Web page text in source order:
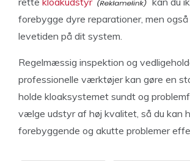
forebygge dyre reparationer, men
levetiden på dit system.
Regelmæssig inspektion og
professionelle værktøjer kan gøre en
holde kloaksystemet sundt og
vælge udstyr af høj kvalitet, så du kan
forebyggende og akutte problemer